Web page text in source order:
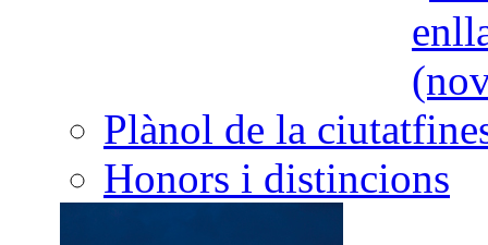
Plànol de la ciutat
Honors i distincions